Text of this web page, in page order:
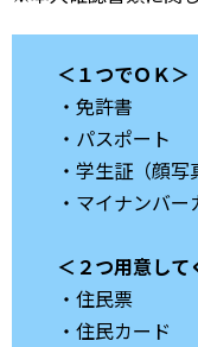
＜１つでＯＫ＞
・免許書
・パスポート
・学生証（顔写
・マイナンバー
＜２つ用意して
・住民票
・住民カード